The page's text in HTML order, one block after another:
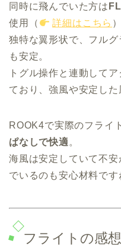
同時に飛んでいた方は
使用（
詳細はこちら
独特な翼形状で、フル
も安定。
トグル操作と連動して
ており、強風や安定した
ROOK4で実際のフライ
ぱなしで快適 。
海風は安定していて不
でいるのも安心材料です
フライトの感